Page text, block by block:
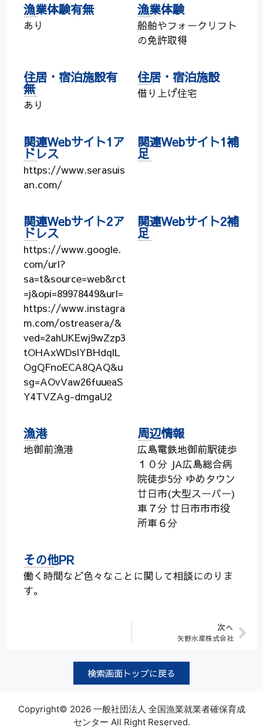
漁業体験有無
あり
漁業体験
船舶やフォークリフト
の免許取得
住居・宿泊施設有
無
あり
住居・宿泊施設
借り上げ住宅
関連Webサイト1ア
ドレス
https://www.serasuis
an.com/
関連Webサイト1補
足
関連Webサイト2ア
ドレス
https://www.google.
com/url?
sa=t&source=web&rct
=j&opi=89978449&url=
https://www.instagra
m.com/ostreasera/&
ved=2ahUKEwj9wZzp3
tOHAxWDslYBHdqlL
OgQFnoECA8QAQ&u
sg=AOvVaw26fuueaS
Y4TVZAg-dmgaU2
関連Webサイト2補
足
漁港
地御前漁港
周辺情報
広島電鉄地御前駅徒歩
１０分 JA広島総合病
院徒歩5分 ゆめタウン
廿日市(大型スーパー)
車７分 廿日市市市役
所車６分
その他PR
働く時間など色々なことに関して相談にのりま
す。
次へ
矢野水産株式会社
検索画面トップに戻る
Copyright© 2026 一般社団法人 全国漁業就業者確保育成
センター All Right Reserved.